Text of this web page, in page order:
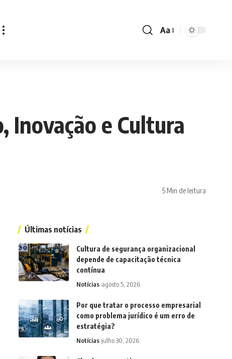
Font
Aa
Inovação e Cultura
5 Min de leitura
Últimas notícias
Cultura de segurança organizacional
depende de capacitação técnica
contínua
Notícias agosto 5, 2026
Por que tratar o processo empresarial
como problema jurídico é um erro de
estratégia?
Notícias julho 30, 2026